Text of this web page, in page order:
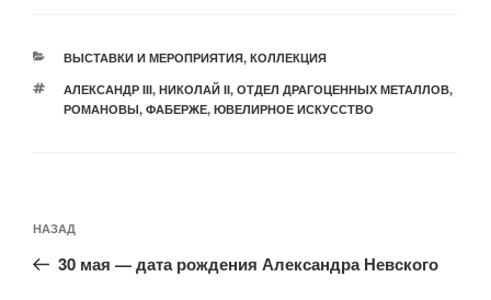
РУБРИКИ
ВЫСТАВКИ И МЕРОПРИЯТИЯ, КОЛЛЕКЦИЯ
МЕТКИ
АЛЕКСАНДР III, НИКОЛАЙ II, ОТДЕЛ ДРАГОЦЕННЫХ МЕТАЛЛОВ,
РОМАНОВЫ, ФАБЕРЖЕ, ЮВЕЛИРНОЕ ИСКУССТВО
по
записям
Предыдущая
запись:
НАЗАД
30 мая — дата рождения Александра Невского